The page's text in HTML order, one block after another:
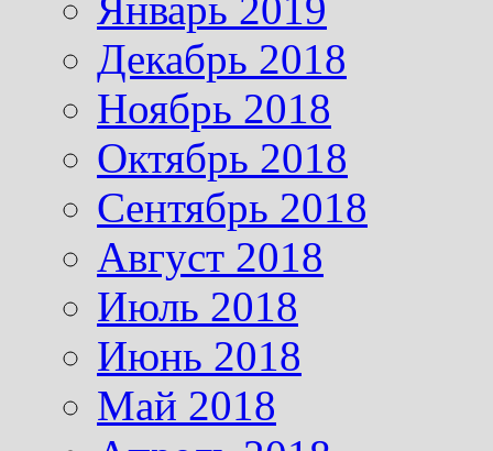
Январь 2019
Декабрь 2018
Ноябрь 2018
Октябрь 2018
Сентябрь 2018
Август 2018
Июль 2018
Июнь 2018
Май 2018